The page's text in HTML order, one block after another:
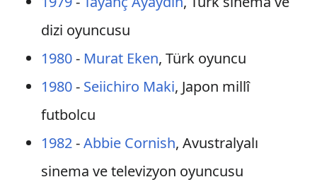
dizi oyuncusu
1980- Murat Eken, Türk oyuncu
1980- Seiichiro Maki, Japon millî
futbolcu
1982-Abbie Cornish, Avustralyalı
sinema ve televizyon oyuncusu